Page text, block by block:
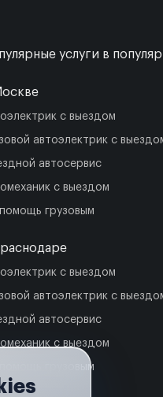
услуги в
с выездом
автоэлектрик с
автосервис
с выездом
грузовым
с выездом
автоэлектрик с
автосервис
с выездом
грузовым